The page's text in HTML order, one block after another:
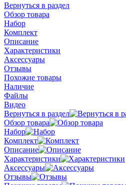
Вернуться в раздел
Обзор товара
Набор
Комплект
Описание
Характеристики
Аксессуары
Отзывы
Похожие товары
Наличие
Файлы
Видео
Вернуться в раздел
Обзор товара
Набор
Комплект
Описание
Характеристики
Аксессуары
Отзывы